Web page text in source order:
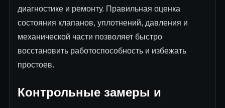
диагностике и ремонту. Правильная оценка
состояния клапанов, уплотнений, давления и
механической части позволяет быстро
восстановить работоспособность и избежать
простоев.
Контрольные замеры и